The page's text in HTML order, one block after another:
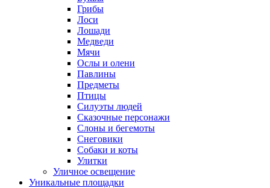
Грибы
Лоси
Лошади
Медведи
Мячи
Ослы и олени
Павлины
Предметы
Птицы
Силуэты людей
Сказочные персонажи
Слоны и бегемоты
Снеговики
Собаки и коты
Улитки
Уличное освещение
Уникальные площадки